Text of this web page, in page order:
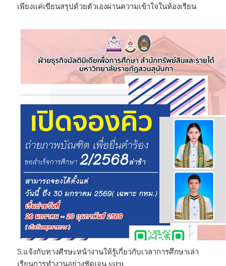
เพียงแค่เขียนสรุปด้วยตัวเองผ่านความเข้าใจในห้องเรียน
5.แจ้งกับทางศีรษะหน้างานให้รู้เกี่ยวกับเวลาการศึกษาเล่า
เรียนการทำงานอย่างชัดเจน ssru